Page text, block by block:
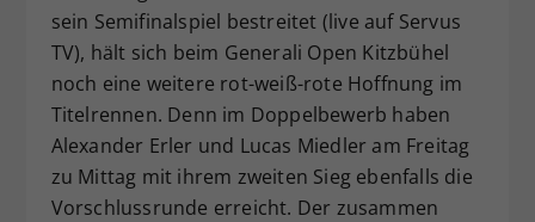
sein Semifinalspiel bestreitet (live auf Servus
TV), hält sich beim Generali Open Kitzbühel
noch eine weitere rot-weiß-rote Hoffnung im
Titelrennen. Denn im Doppelbewerb haben
Alexander Erler und Lucas Miedler am Freitag
zu Mittag mit ihrem zweiten Sieg ebenfalls die
Vorschlussrunde erreicht. Der zusammen
Zweck
Dieser Wert speichert Ihre Consent-
Einstellungen. Unter anderem eine
zufällig generierte ID, für die
historische Speicherung Ihrer
vorgenommen Einstellungen, falls der
Webseiten-Betreiber dies eingestellt
hat.